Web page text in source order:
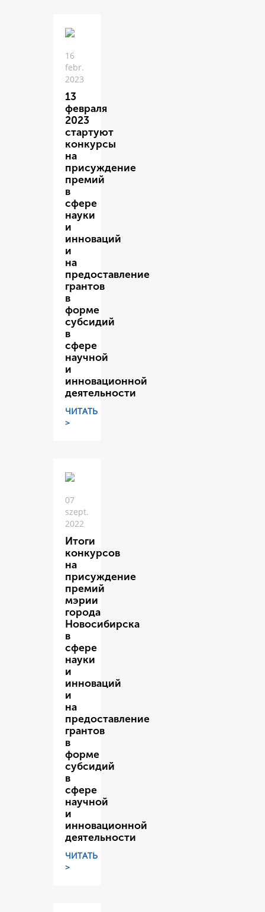
16
febr.
2023
13
февраля
2023
стартуют
конкурсы
на
присуждение
премий
в
сфере
науки
и
инноваций
и
на
предоставление
грантов
в
форме
субсидий
в
сфере
научной
и
инновационной
деятельности
ЧИТАТЬ
>
07
szept.
2022
Итоги
конкурсов
на
присуждение
премий
мэрии
города
Новосибирска
в
сфере
науки
и
инноваций
и
на
предоставление
грантов
в
форме
субсидий
в
сфере
научной
и
инновационной
деятельности
ЧИТАТЬ
>